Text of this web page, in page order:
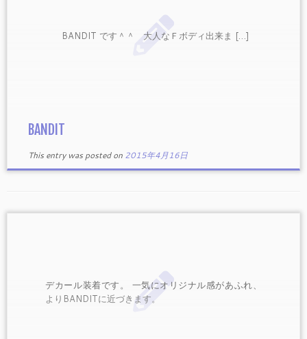
BANDIT です＾＾ 大人なＦボディ出来ま […]
BANDIT
This entry was posted on 2015年4月16日
デカール装着です。 一気にオリジナル感があふれ、
よりBANDITに近づきます。